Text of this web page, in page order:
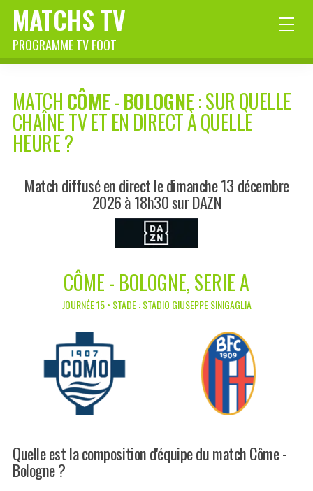
MATCHS TV
PROGRAMME TV FOOT
MATCHCÔME-BOLOGNE: SUR QUELLE
CHAÎNE TV ET EN DIRECT À QUELLE
HEURE ?
Match diffusé en direct le dimanche 13 décembre
2026 à 18h30 sur DAZN
CÔME - BOLOGNE, SERIE A
JOURNÉE 15 • STADE : STADIO GIUSEPPE SINIGAGLIA
Quelle est la composition d'équipe du match Côme -
Bologne ?